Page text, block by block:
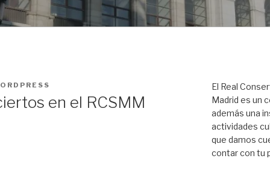
en el RCSMM
El Real
Madrid es un
además una
actividades
que damos
contar con tu